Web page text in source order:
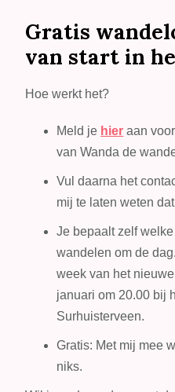
Gratis
van start in
Hoe werkt het?
Meld je hier aan
van Wanda de
Vul daarna het
mij te laten weten
Je bepaalt zelf
wandelen om de
week van het
januari om 20.00 bij
Surhuisterveen.
Gratis: Met mij mee
niks.